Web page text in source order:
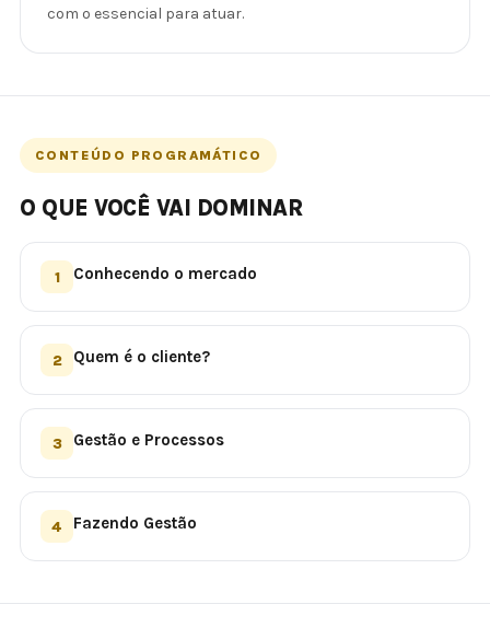
com o essencial para atuar.
CONTEÚDO PROGRAMÁTICO
O QUE VOCÊ VAI DOMINAR
1 Conhecendo o mercado
2 Quem é o cliente?
3 Gestão e Processos
4 Fazendo Gestão